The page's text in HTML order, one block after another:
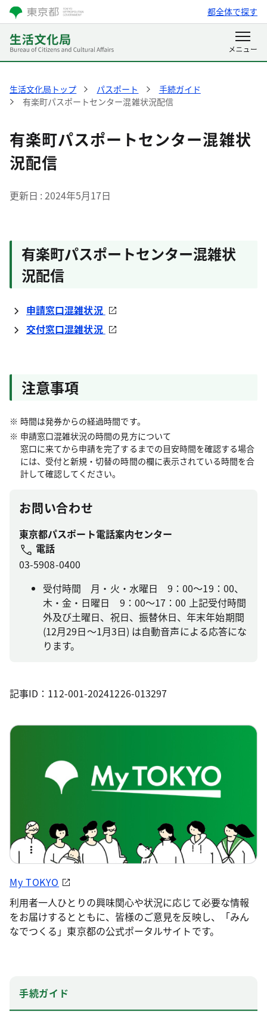
都全体で探す
生活文化局トップ パスポート
手続ガイド
有楽町パスポートセンター混雑状況配信
有楽町パスポートセンター混雑状
況配信
更新日 2024年5月17日
有楽町パスポートセンター混雑状
況配信
申請窓口混雑状況
交付窓口混雑状況
注意事項
時間は発券からの経過時間です。
申請窓口混雑状況の時間の見方について
窓口に来てから申請を完了するまでの目安時間を確認する場合
には、受付と新規・切替の時間の欄に表示されている時間を合
計して確認してください。
お問い合わせ
東京都パスポート電話案内センター
電話
03-5908-0400
受付時間 月・火・水曜日 9：00～19：00、
木・金・日曜日 9：00～17：00 上記受付時間
外及び土曜日、祝日、振替休日、年末年始期間
(12月29日～1月3日) は自動音声による応答にな
ります。
記事ID：112-001-20241226-013297
My TOKYO
利用者一人ひとりの興味関心や状況に応じて必要な情報
をお届けするとともに、皆様のご意見を反映し、「みん
なでつくる」東京都の公式ポータルサイトです。
手続ガイド